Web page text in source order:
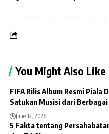
You Might Also Like
FIFA Rilis Album Resmi Piala
Satukan Musisi dari
June 12, 2026
5 Fakta tentang